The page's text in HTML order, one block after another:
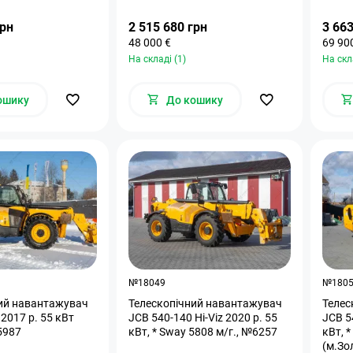
2 515 680 грн
48 000 €
На складі (1)
До кошику
3
69
На
навантажувач
р. 55 кВт
№18049
Телескопічний навантажувач
JCB 540-140 Hi-Viz 2020 р. 55
кВт, * Sway 5808 м/г., №6257
JCB
кВт,